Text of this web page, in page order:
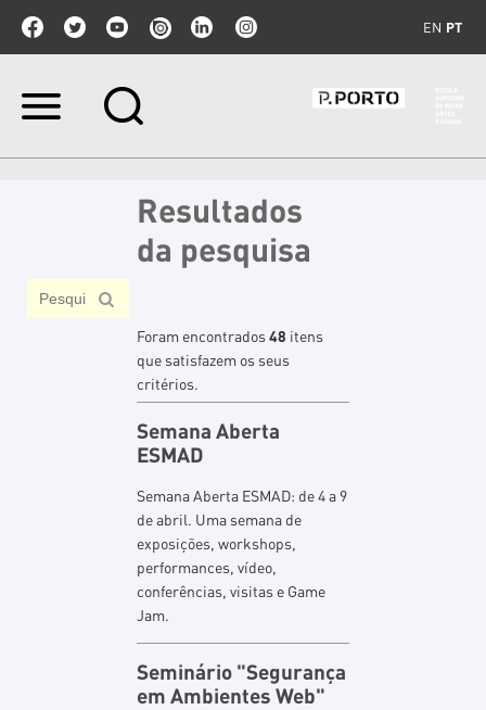
EN PT
Ir
Resultados
da pesquisa
Foram encontrados48 itens
que satisfazem os seus
critérios.
Semana Aberta
ESMAD
Semana Aberta ESMAD: de 4 a 9
de abril. Uma semana de
exposições, workshops,
performances, vídeo,
conferências, visitas e Game
Jam.
Seminário "Segurança
em Ambientes Web"